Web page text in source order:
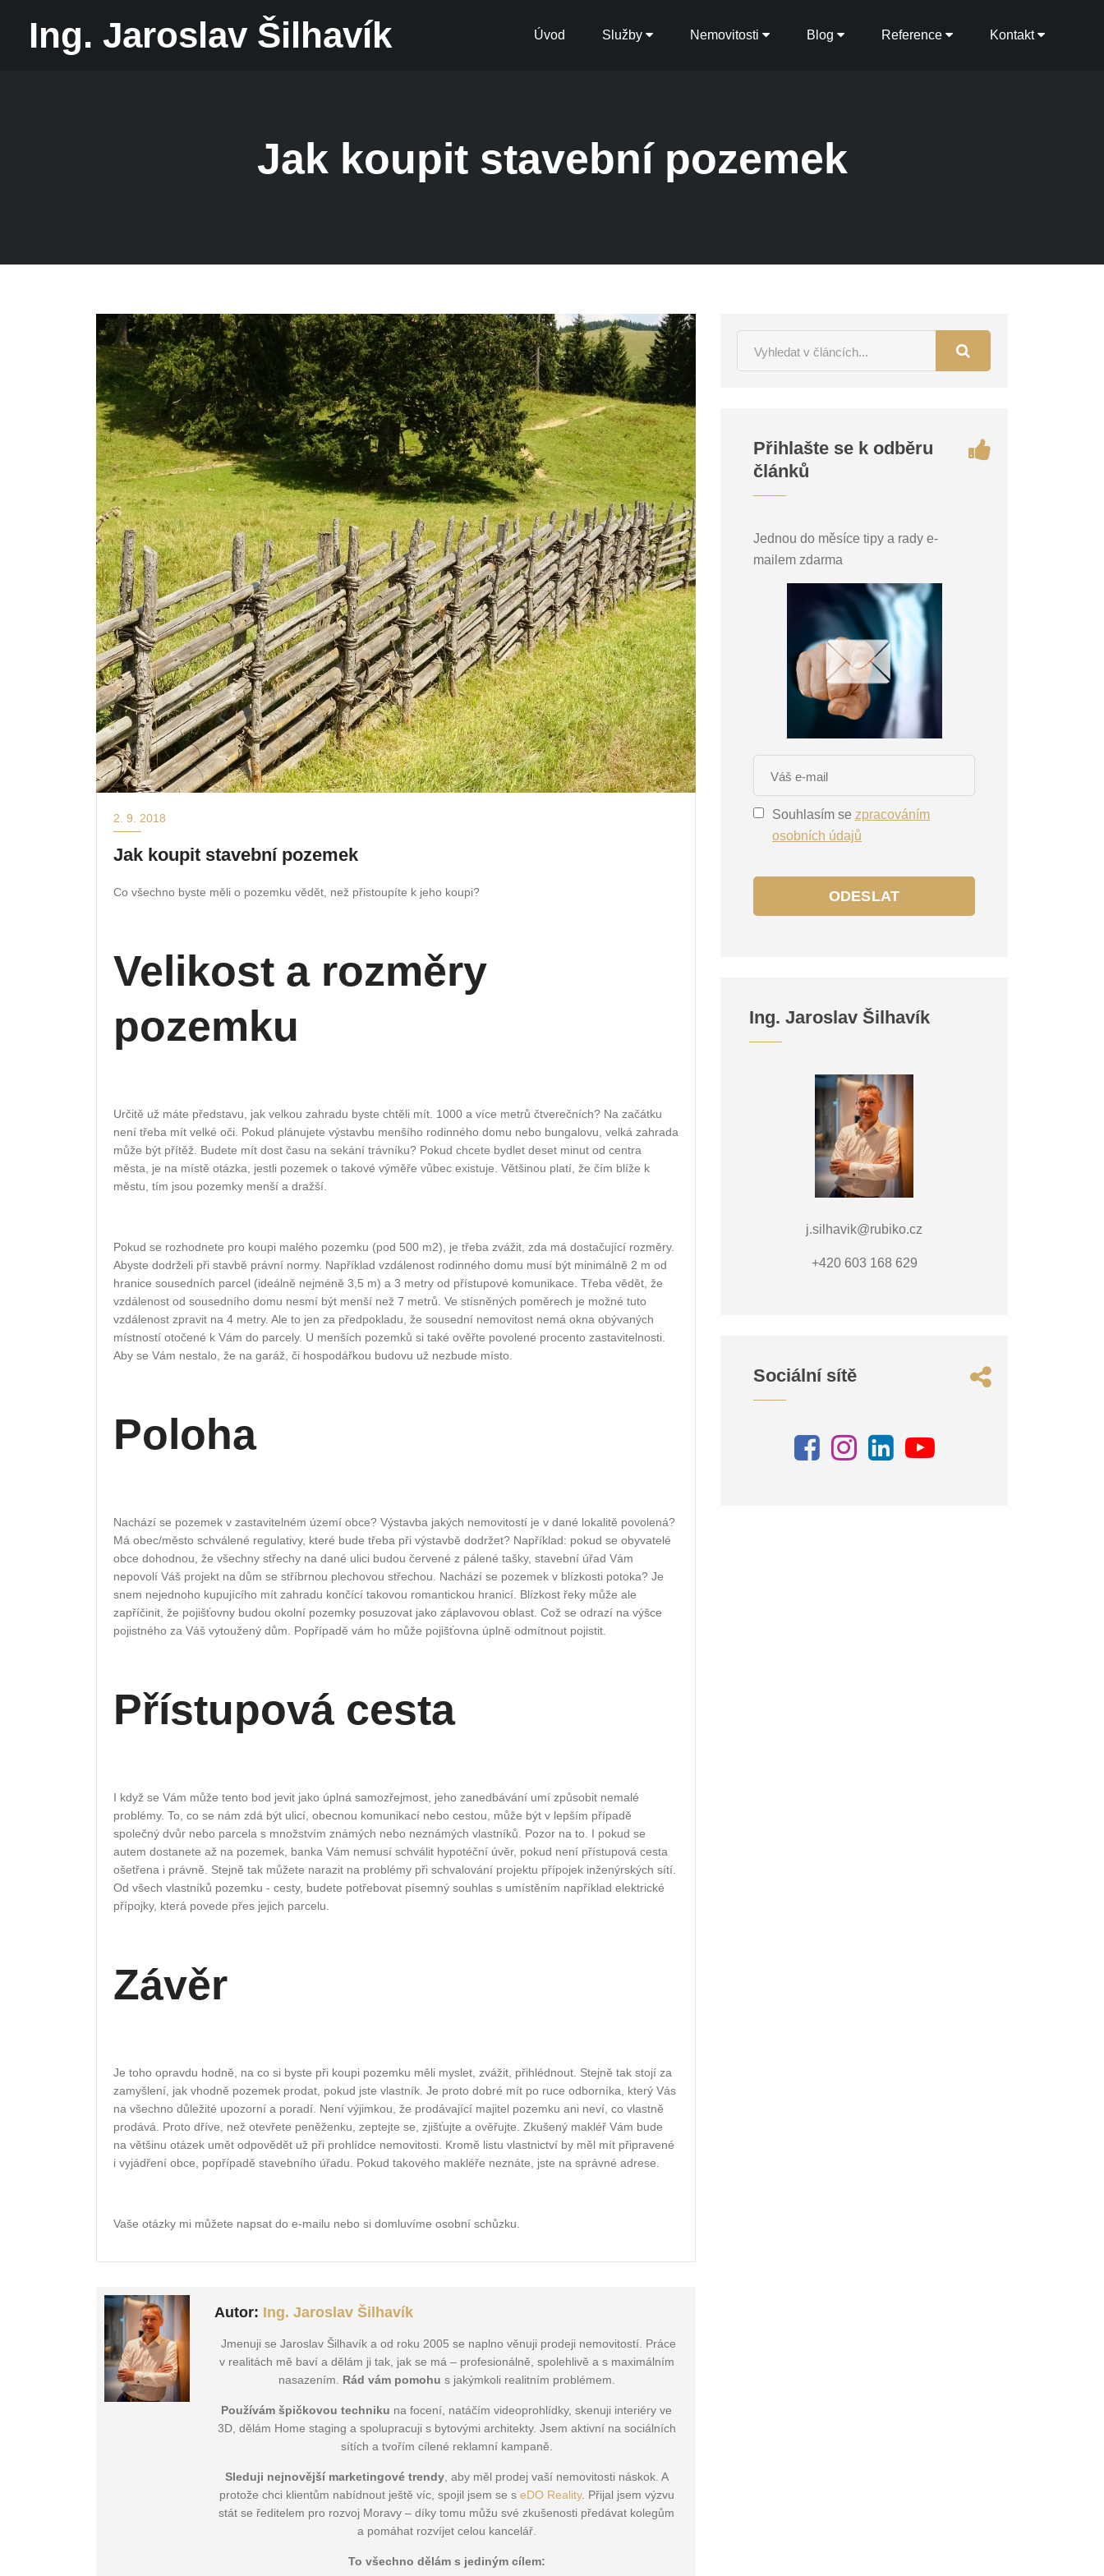
Ing. Jaroslav Šilhavík Úvod Služby Nemovitosti Blog Reference Kontakt
Jak koupit stavební pozemek
2. 9. 2018
Jak koupit stavební pozemek
Co všechno byste měli o pozemku vědět, než přistoupíte k jeho koupi?
Velikost a rozměry
pozemku
Určitě už máte představu, jak velkou zahradu byste chtěli mít. 1000 a více metrů čtverečních? Na začátku
není třeba mít velké oči. Pokud plánujete výstavbu menšího rodinného domu nebo bungalovu, velká zahrada
může být přítěž. Budete mít dost času na sekání trávníku? Pokud chcete bydlet deset minut od centra
města, je na místě otázka, jestli pozemek o takové výměře vůbec existuje. Většinou platí, že čím blíže k
městu, tím jsou pozemky menší a dražší.
Pokud se rozhodnete pro koupi malého pozemku (pod 500 m2), je třeba zvážit, zda má dostačující rozměry.
Abyste dodrželi při stavbě právní normy. Například vzdálenost rodinného domu musí být minimálně 2 m od
hranice sousedních parcel (ideálně nejméně 3,5 m) a 3 metry od přístupové komunikace. Třeba vědět, že
vzdálenost od sousedního domu nesmí být menší než 7 metrů. Ve stísněných poměrech je možné tuto
vzdálenost zpravit na 4 metry. Ale to jen za předpokladu, že sousední nemovitost nemá okna obývaných
místností otočené k Vám do parcely. U menších pozemků si také ověřte povolené procento zastavitelnosti.
Aby se Vám nestalo, že na garáž, či hospodářkou budovu už nezbude místo.
Poloha
Nachází se pozemek v zastavitelném území obce? Výstavba jakých nemovitostí je v dané lokalitě povolená?
Má obec/město schválené regulativy, které bude třeba při výstavbě dodržet? Například: pokud se obyvatelé
obce dohodnou, že všechny střechy na dané ulici budou červené z pálené tašky, stavební úřad Vám
nepovolí Váš projekt na dům se stříbrnou plechovou střechou. Nachází se pozemek v blízkosti potoka? Je
snem nejednoho kupujícího mít zahradu končící takovou romantickou hranicí. Blízkost řeky může ale
zapříčinit, že pojišťovny budou okolní pozemky posuzovat jako záplavovou oblast. Což se odrazí na výšce
pojistného za Váš vytoužený dům. Popřípadě vám ho může pojišťovna úplně odmítnout pojistit.
Přístupová cesta
I když se Vám může tento bod jevit jako úplná samozřejmost, jeho zanedbávání umí způsobit nemalé
problémy. To, co se nám zdá být ulicí, obecnou komunikací nebo cestou, může být v lepším případě
společný dvůr nebo parcela s množstvím známých nebo neznámých vlastníků. Pozor na to. I pokud se
autem dostanete až na pozemek, banka Vám nemusí schválit hypotéční úvěr, pokud není přístupová cesta
ošetřena i právně. Stejně tak můžete narazit na problémy při schvalování projektu přípojek inženýrských sítí.
Od všech vlastníků pozemku - cesty, budete potřebovat písemný souhlas s umístěním například elektrické
přípojky, která povede přes jejich parcelu.
Závěr
Je toho opravdu hodně, na co si byste při koupi pozemku měli myslet, zvážit, přihlédnout. Stejně tak stojí za
zamyšlení, jak vhodně pozemek prodat, pokud jste vlastník. Je proto dobré mít po ruce odborníka, který Vás
na všechno důležité upozorní a poradí. Není výjimkou, že prodávající majitel pozemku ani neví, co vlastně
prodává. Proto dříve, než otevřete peněženku, zeptejte se, zjišťujte a ověřujte. Zkušený makléř Vám bude
na většinu otázek umět odpovědět už při prohlídce nemovitosti. Kromě listu vlastnictví by měl mít připravené
i vyjádření obce, popřípadě stavebního úřadu. Pokud takového makléře neznáte, jste na správné adrese.
Vaše otázky mi můžete napsat do e-mailu nebo si domluvíme osobní schůzku.
Autor: Ing. Jaroslav Šilhavík
Jmenuji se Jaroslav Šilhavík a od roku 2005 se naplno věnuji prodeji nemovitostí. Práce
v realitách mě baví a dělám ji tak, jak se má – profesionálně, spolehlivě a s maximálním
nasazením. Rád vám pomohu s jakýmkoli realitním problémem.
Používám špičkovou techniku na focení, natáčím videoprohlídky, skenuji interiéry ve
3D, dělám Home staging a spolupracuji s bytovými architekty. Jsem aktivní na sociálních
sítích a tvořím cílené reklamní kampaně.
Sleduji nejnovější marketingové trendy, aby měl prodej vaší nemovitosti náskok. A
protože chci klientům nabídnout ještě víc, spojil jsem se s eDO Reality. Přijal jsem výzvu
stát se ředitelem pro rozvoj Moravy – díky tomu můžu své zkušenosti předávat kolegům
a pomáhat rozvíjet celou kancelář.
To všechno dělám s jediným cílem:
Přihlašte se k odběru
článků
Jednou do měsíce tipy a rady e-
mailem zdarma
Souhlasím se zpracováním
osobních údajů
ODESLAT
Ing. Jaroslav Šilhavík
j.silhavik@rubiko.cz
+420 603 168 629
Sociální sítě